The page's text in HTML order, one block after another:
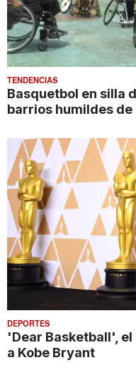
TENDENCIAS
Basquetbol en silla
barrios humildes de
DEPORTES
'Dear Basketball',
a Kobe Bryant